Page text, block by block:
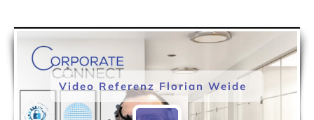
Video Referenz Florian Weide